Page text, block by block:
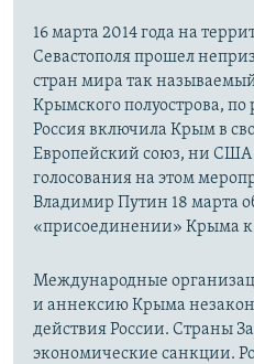
16 марта 2014 года на
Севастополя прошел
стран мира так
Крымского полуострова, по
Россия включила Крым в
Европейский союз, ни США
голосования на этом
Владимир Путин 18 марта
«присоединении» Крыма к
Международные
и аннексию Крыма
действия России. Страны
экономические санкции.